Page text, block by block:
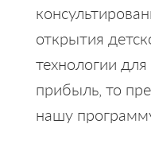
открытия
технологии
прибыль, то
нашу